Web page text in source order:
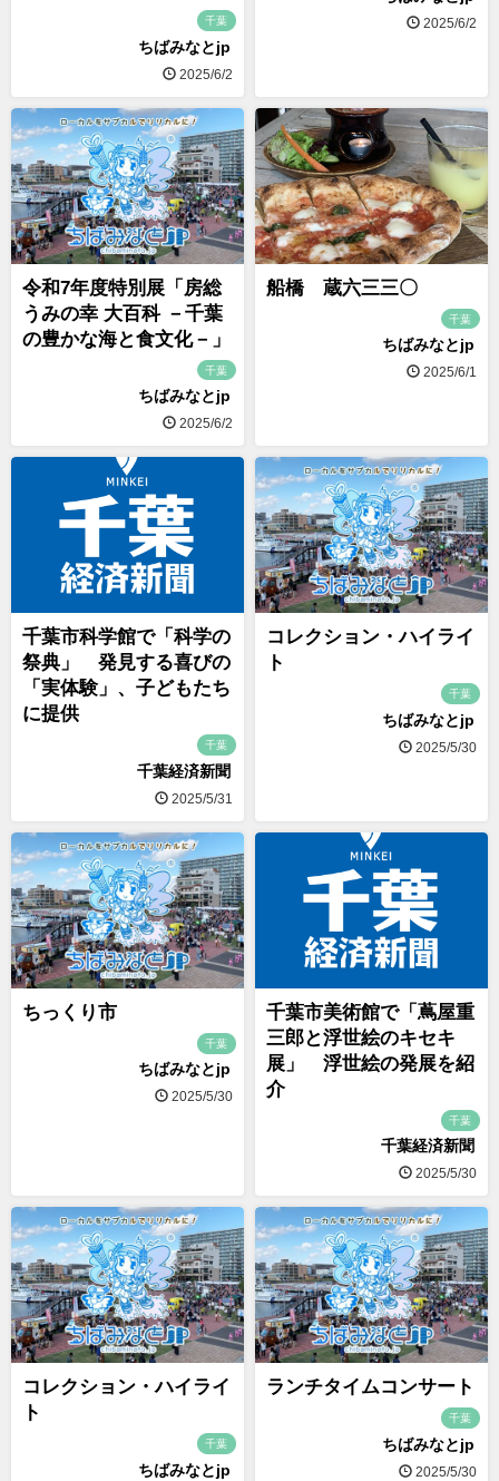
千葉
ちばみなとjp
2025/6/2
2025/6/2
令和7年度特別展「房総
うみの幸 大百科 －千葉
の豊かな海と食文化－」
千葉
ちばみなとjp
2025/6/2
船橋 蔵六三三〇
千葉
ちばみなとjp
2025/6/1
千葉市科学館で「科学の
祭典」 発見する喜びの
「実体験」、子どもたち
に提供
千葉
千葉経済新聞
2025/5/31
コレクション・ハイライ
ト
千葉
ちばみなとjp
2025/5/30
ちっくり市
千葉
ちばみなとjp
2025/5/30
千葉市美術館で「蔦屋重
三郎と浮世絵のキセキ
展」 浮世絵の発展を紹
介
千葉
千葉経済新聞
2025/5/30
コレクション・ハイライ
ト
千葉
ちばみなとjp
ランチタイムコンサート
千葉
ちばみなとjp
2025/5/30